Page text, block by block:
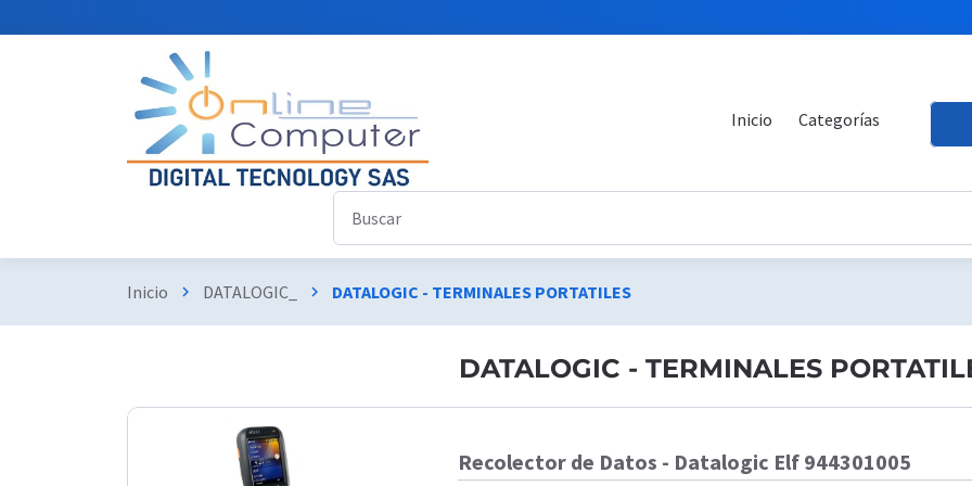
Inicio Categorías
Inicio chevron_right DATALOGIC_ chevron_right DATALOGIC - TERMINALES PORTATILES
DATALOGIC - TERMINALES
Recolector de Datos - Datalogic Elf 944301005